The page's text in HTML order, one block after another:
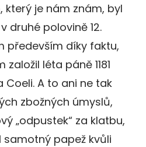
který je nám znám, byl
druhé polovině 12.
především díky faktu,
léta páně 1181
Coeli. A to ani ne tak
zbožných úmyslů,
„odpustek“ za klatbu,
samotný papež kvůli